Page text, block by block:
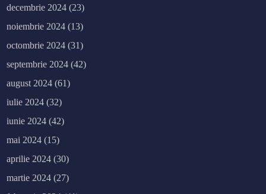
decembrie 2024 (23)
noiembrie 2024 (13)
octombrie 2024 (31)
septembrie 2024 (42)
august 2024 (61)
iulie 2024 (32)
iunie 2024 (42)
mai 2024 (15)
aprilie 2024 (30)
martie 2024 (27)